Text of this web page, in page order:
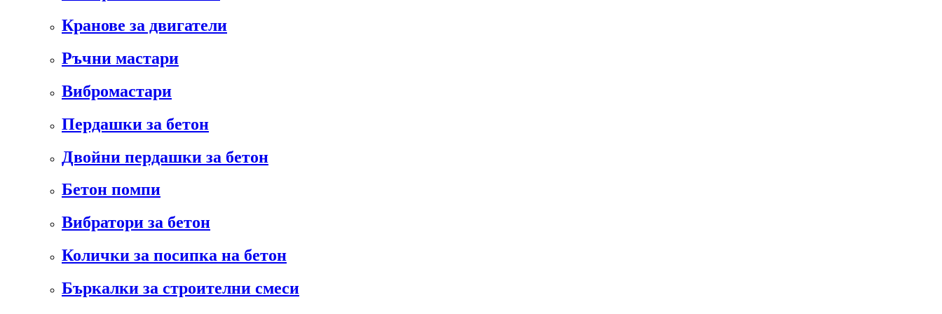
Кранове за двигатели
Ръчни мастари
Вибромастари
Пердашки за бетон
Двойни пердашки за бетон
Бетон помпи
Вибратори за бетон
Колички за посипка на бетон
Бъркалки за строителни смеси